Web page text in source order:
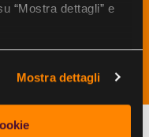
“Mostra dettagli” e
Mostra dettagli
paga i